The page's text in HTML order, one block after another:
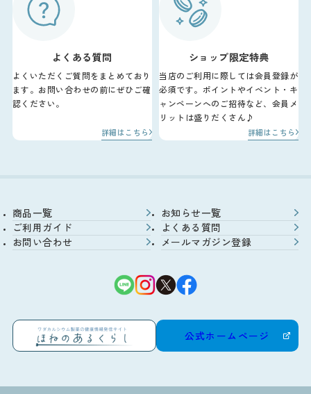
よくある質問
よくいただくご質問をまとめており
ます。お問い合わせの前にぜひご確
認ください。
詳細はこちら
ショップ限定特典
当店のご利用に際しては会員登録が
必須です。ポイントやイベント・キ
ャンペーンへのご招待など、会員メ
リットは盛りだくさん♪
詳細はこちら
商品一覧
お知らせ一覧
ご利用ガイド
よくある質問
お問い合わせ
メールマガジン登録
公式ホームページ